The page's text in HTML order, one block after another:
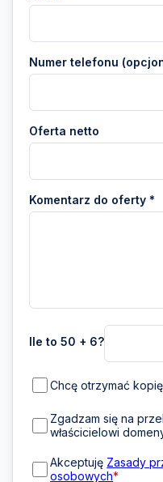
Numer telefonu
Oferta netto
Komentarz do oferty *
Ile to 50 + 6?
Chcę otrzymać
Zgadzam się na
właścicielowi
Akceptuję Zasady
osobowych*